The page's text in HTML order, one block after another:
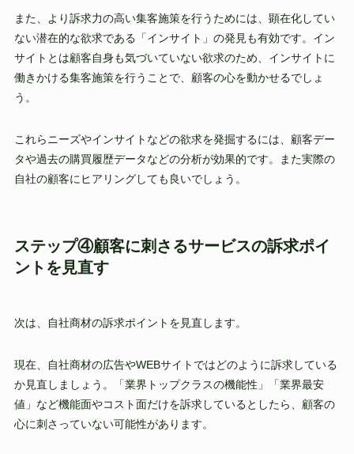
また、より訴求力の高い集客施策を行うためには、顕在化してい
ない潜在的な欲求である「インサイト」の発見も有効です。イン
サイトとは顧客自身も気づいていない欲求のため、インサイトに
働きかける集客施策を行うことで、顧客の心を動かせるでしょ
う。
これらニーズやインサイトなどの欲求を発掘するには、顧客デー
タや過去の購買履歴データなどの分析が効果的です。また実際の
自社の顧客にヒアリングしても良いでしょう。
ステップ④顧客に刺さるサービスの訴求ポイ
ントを見直す
次は、自社商材の訴求ポイントを見直します。
現在、自社商材の広告やWEBサイトではどのように訴求している
か見直しましょう。「業界トップクラスの機能性」「業界最安
値」など機能面やコスト面だけを訴求しているとしたら、顧客の
心に刺さっていない可能性があります。